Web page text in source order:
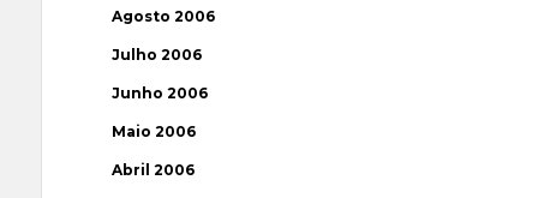
Agosto 2006
Julho 2006
Junho 2006
Maio 2006
Abril 2006